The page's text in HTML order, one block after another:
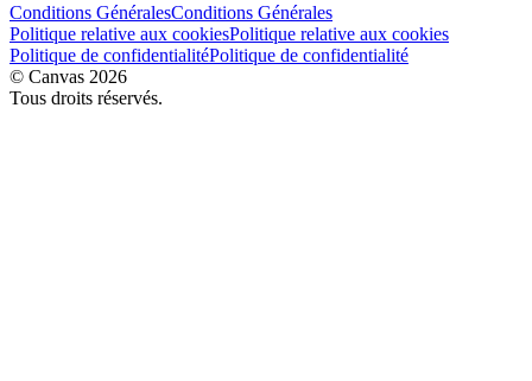
Conditions GénéralesConditions Générales
Politique relative aux cookiesPolitique relative aux cookies
Politique de confidentialitéPolitique de confidentialité
© Canvas 2026
Tous droits réservés.